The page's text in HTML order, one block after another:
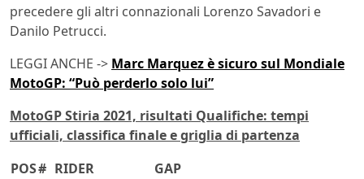
precedere gli altri connazionali Lorenzo Savadori e
Danilo Petrucci.
LEGGI ANCHE -> Marc Marquez è sicuro sul Mondiale
MotoGP: “Può perderlo solo lui”
MotoGP Stiria 2021, risultati Qualifiche: tempi
ufficiali, classifica finale e griglia di partenza
POS# RIDER
GAP